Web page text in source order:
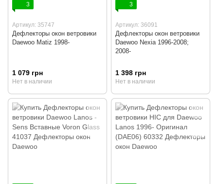
3
Артикул: 35747
Дефлекторы окон ветровики
Daewoo Matiz 1998-
1 079 грн
Нет в наличии
3
Артикул: 36091
Дефлекторы окон ветровики
Daewoo Nexia 1996-2008;
2008-
1 398 грн
Нет в наличии